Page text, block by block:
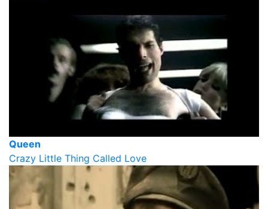
Queen
Crazy Little Thing Called Love